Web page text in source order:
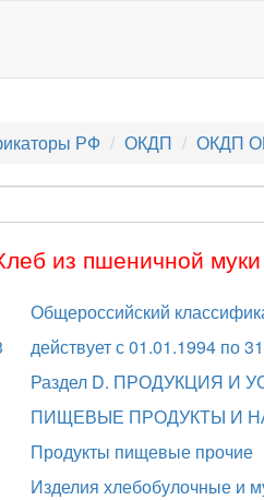
РФ ОКДП ОКДП
из пшеничной
Общероссийский
действует с 01.01.1994 по
Раздел D. ПРОДУКЦИЯ
ПИЩЕВЫЕ ПРОДУКТЫ И
Продукты пищевые прочие
Изделия хлебобулочные и